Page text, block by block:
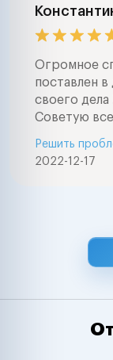
Огромное
поставлен
своего
Советую
2022-12-17
Решить